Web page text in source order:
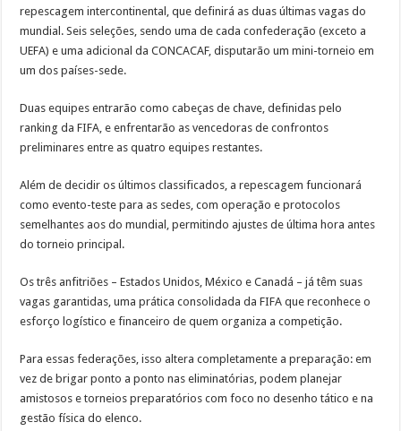
repescagem intercontinental, que definirá as duas últimas vagas do
mundial. Seis seleções, sendo uma de cada confederação (exceto a
UEFA) e uma adicional da CONCACAF, disputarão um mini-torneio em
um dos países-sede.
Duas equipes entrarão como cabeças de chave, definidas pelo
ranking da FIFA, e enfrentarão as vencedoras de confrontos
preliminares entre as quatro equipes restantes.
Além de decidir os últimos classificados, a repescagem funcionará
como evento-teste para as sedes, com operação e protocolos
semelhantes aos do mundial, permitindo ajustes de última hora antes
do torneio principal.
Os três anfitriões – Estados Unidos, México e Canadá – já têm suas
vagas garantidas, uma prática consolidada da FIFA que reconhece o
esforço logístico e financeiro de quem organiza a competição.
Para essas federações, isso altera completamente a preparação: em
vez de brigar ponto a ponto nas eliminatórias, podem planejar
amistosos e torneios preparatórios com foco no desenho tático e na
gestão física do elenco.